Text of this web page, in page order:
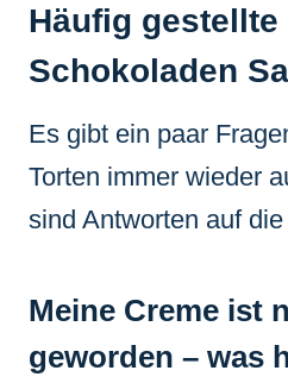
Häufig gestellte
Schokoladen
Es gibt ein paar
Torten immer wieder
sind Antworten auf
Meine Creme ist
geworden – was